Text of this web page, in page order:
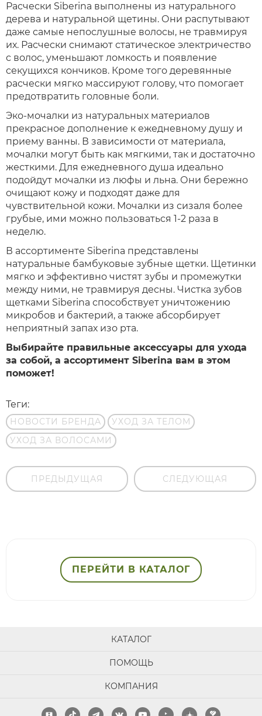
Расчески Siberina выполнены из натурального
дерева и натуральной щетины. Они распутывают
даже самые непослушные волосы, не травмируя
их. Расчески снимают статическое электричество
с волос, уменьшают ломкость и появление
секущихся кончиков. Кроме того деревянные
расчески мягко массируют голову, что помогает
предотвратить головные боли.
Эко-мочалки из натуральных материалов
прекрасное дополнение к ежедневному душу и
приему ванны. В зависимости от материала,
мочалки могут быть как мягкими, так и достаточно
жесткими. Для ежедневного душа идеально
подойдут мочалки из люфы и льна. Они бережно
очищают кожу и подходят даже для
чувствительной кожи. Мочалки из сизаля более
грубые, ими можно пользоваться 1-2 раза в
неделю.
В ассортименте Siberina представлены
натуральные бамбуковые зубные щетки. Щетинки
мягко и эффективно чистят зубы и промежутки
между ними, не травмируя десны. Чистка зубов
щетками Siberina способствует уничтожению
микробов и бактерий, а также абсорбирует
неприятный запах изо рта.
Выбирайте правильные аксессуары для ухода
за собой, а ассортимент Siberina вам в этом
поможет!
Теги:
НОВОСТИ БРЕНДА
УХОД ЗА ТЕЛОМ
УХОД ЗА ВОЛОСАМИ
ПРЕДЫДУЩАЯ СЛЕДУЮЩАЯ
ПЕРЕЙТИ В КАТАЛОГ
КАТАЛОГ
ПОМОЩЬ
КОМПАНИЯ